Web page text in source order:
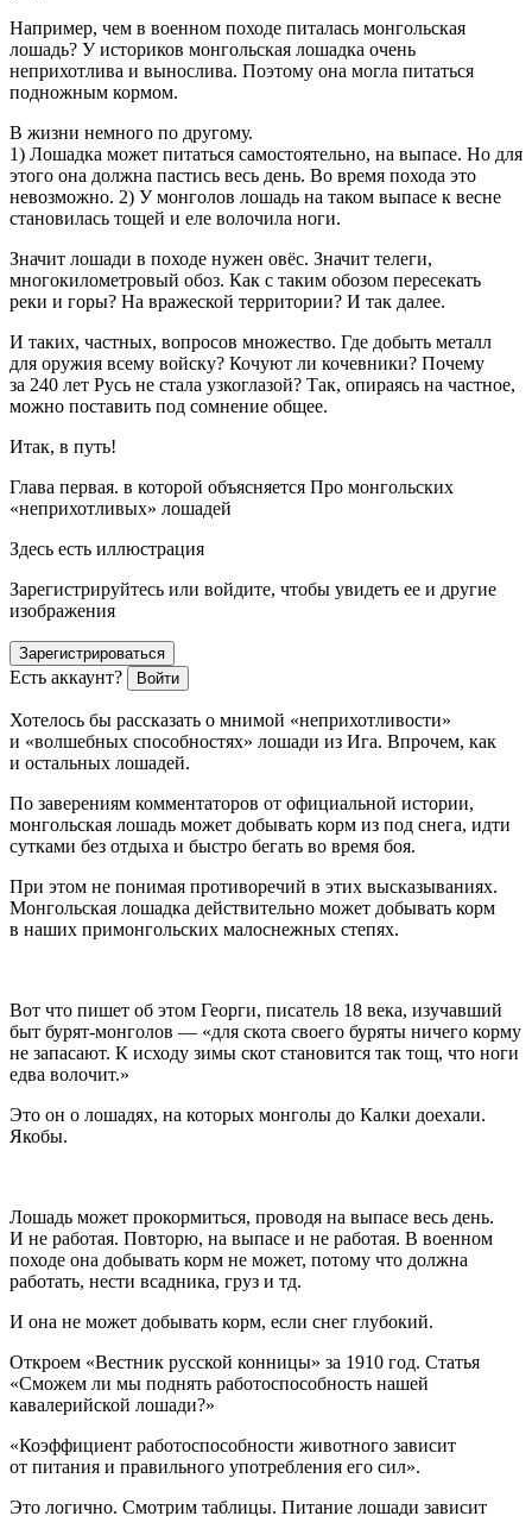
Например, чем в военном походе питалась монгольская
лошадь? У историков монгольская лошадка очень
неприхотлива и вынослива. Поэтому она могла питаться
подножным кормом.
В жизни немного по другому.
1) Лошадка может питаться самостоятельно, на выпасе. Но для
этого она должна пастись весь день. Во время похода это
невозможно. 2) У монголов лошадь на таком выпасе к весне
становилась тощей и еле волочила ноги.
Значит лошади в походе нужен овёс. Значит телеги,
многокилометровый обоз. Как с таким обозом пересекать
реки и горы? На вражеской территории? И так далее.
И таких, частных, вопросов множество. Где добыть металл
для оружия всему войску? Кочуют ли кочевники? Почему
за 240 лет Русь не стала узкоглазой? Так, опираясь на частное,
можно поставить под сомнение общее.
Итак, в путь!
Глава первая. в которой объясняется Про монгольских
«неприхотливых» лошадей
Здесь есть иллюстрация
Зарегистрируйтесь или войдите, чтобы увидеть ее и другие
изображения
Зарегистрироваться
Есть аккаунт? Войти
Хотелось бы рассказать о мнимой «неприхотливости»
и «волшебных способностях» лошади из Ига. Впрочем, как
и остальных лошадей.
По заверениям комментаторов от официальной истории,
монгольская лошадь может добывать корм из под снега, идти
сутками без отдыха и быстро бегать во время боя.
При этом не понимая противоречий в этих высказываниях.
Монгольская лошадка действительно может добывать корм
в наших примонгольских малоснежных степях.
Вот что пишет об этом Георги, писатель 18 века, изучавший
быт бурят-монголов — «для скота своего буряты ничего корму
не запасают. К исходу зимы скот становится так тощ, что ноги
едва волочит.»
Это он о лошадях, на которых монголы до Калки доехали.
Якобы.
Лошадь может прокормиться, проводя на выпасе весь день.
И не работая. Повторю, на выпасе и не работая. В военном
походе она добывать корм не может, потому что должна
работать, нести всадника, груз и тд.
И она не может добывать корм, если снег глубокий.
Откроем «Вестник русской конницы» за 1910 год. Статья
«Сможем ли мы поднять работоспособность нашей
кавалерийской лошади?»
«Коэффициент работоспособности животного зависит
от питания и правильного употребления его сил».
Это логично. Смотрим таблицы. Питание лошади зависит